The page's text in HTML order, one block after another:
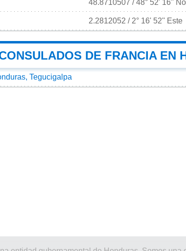
48.8710507 / 48° 52' 16''
2.2812052 / 2° 16' 52'' Este
DE FRANCIA EN
Tegucigalpa